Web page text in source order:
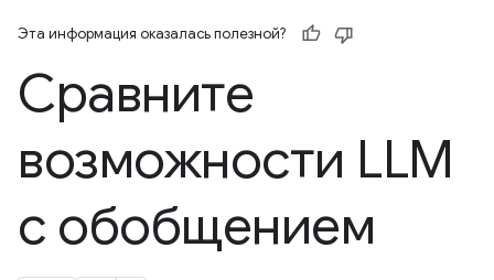
Эта информация оказалась полезной?
Сравните
возможности LLM
с обобщением